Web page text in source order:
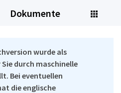
Dokumente
wurde als
durch maschinelle
Bei eventuellen
die englische